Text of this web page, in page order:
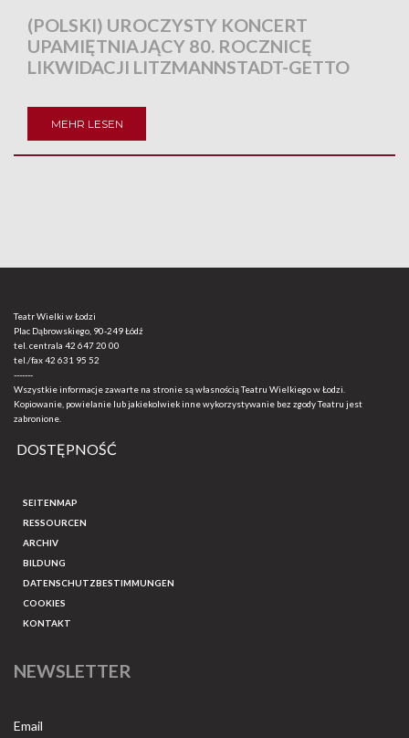
(POLSKI) UROCZYSTY KONCERT
UPAMIĘTNIAJĄCY 80. ROCZNICĘ
LIKWIDACJI LITZMANNSTADT-GETTO
MEHR LESEN
Teatr Wielki w Łodzi
Plac Dąbrowskiego, 90-249 Łódź
tel. centrala 42 647 20 00
tel./fax42 631 95 52
-------
Wszystkie informacje zawarte na stronie są własnością Teatru Wielkiego w Łodzi.
Kopiowanie, powielanie lub jakiekolwiek inne wykorzystywanie bez zgody Teatru jest
zabronione.
DOSTĘPNOŚĆ
SEITENMAP
RESSOURCEN
ARCHIV
BILDUNG
DATENSCHUTZBESTIMMUNGEN
COOKIES
KONTAKT
NEWSLETTER
Email